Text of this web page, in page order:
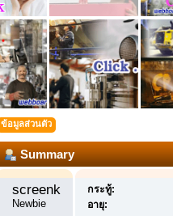
ข้อมูลส่วนตัว
Summary
screenkaw1234
Newbie
กระทู้:
อายุ: